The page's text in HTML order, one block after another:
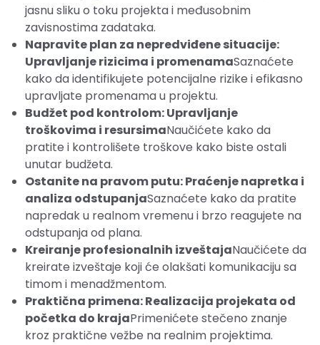
jasnu sliku o toku projekta i međusobnim
zavisnostima zadataka.
Napravite plan za nepredviđene situacije:
Upravljanje rizicima i promenamaSaznaćete
kako da identifikujete potencijalne rizike i efikasno
upravljate promenama u projektu.
Budžet pod kontrolom: Upravljanje
troškovima i resursimaNaučićete kako da
pratite i kontrolišete troškove kako biste ostali
unutar budžeta.
Ostanite na pravom putu: Praćenje napretka i
analiza odstupanjaSaznaćete kako da pratite
napredak u realnom vremenu i brzo reagujete na
odstupanja od plana.
Kreiranje profesionalnih izveštajaNaučićete da
kreirate izveštaje koji će olakšati komunikaciju sa
timom i menadžmentom.
Praktična primena: Realizacija projekata od
početka do krajaPrimenićete stečeno znanje
kroz praktične vežbe na realnim projektima.